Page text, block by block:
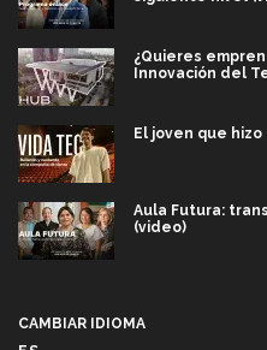
¿Quieres
Innovación del
El joven que
Aula Futura:
(video)
CAMBIAR IDIOMA